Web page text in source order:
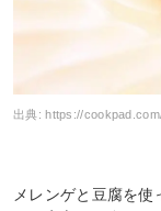
出典:https://
メレンゲと豆腐を